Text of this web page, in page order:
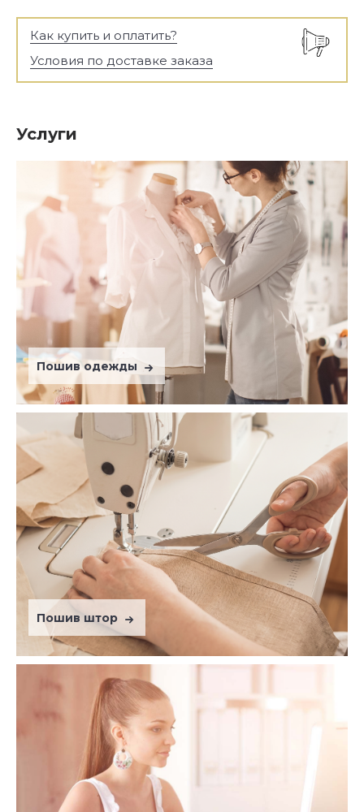
Как купить и оплатить?
Условия по доставке заказа
Услуги
Пошив одежды
Пошив штор